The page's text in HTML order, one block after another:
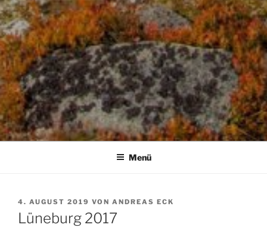
Menü
VERÖFFENTLICHT
AM
4. AUGUST 2019 VON ANDREAS ECK
Lüneburg 2017